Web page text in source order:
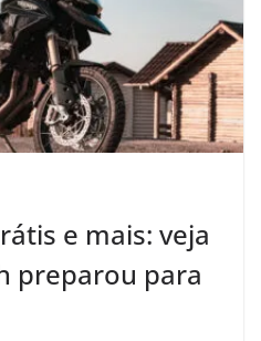
e mais: veja
preparou para